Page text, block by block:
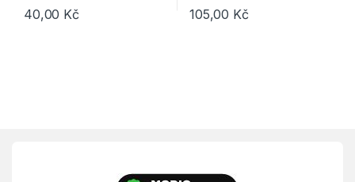
40,00 Kč
Tento produkt má více variant. Možnosti lze vybrat na stránce
105,00 Kč
Tento produkt má více